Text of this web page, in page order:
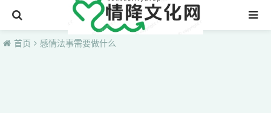
首页
首页 感情法事需要做什么